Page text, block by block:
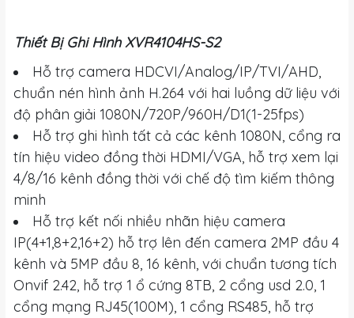
Thiết Bị Ghi Hình XVR4104HS-S2
Hỗ trợ camera HDCVI/Analog/IP/TVI/AHD,
chuẩn nén hình ảnh H.264 với hai luồng dữ liệu với
độ phân giải 1080N/720P/960H/D1(1-25fps)
Hỗ trợ ghi hình tất cả các kênh 1080N, cổng ra
tín hiệu video đồng thời HDMI/VGA, hỗ trợ xem lại
4/8/16 kênh đồng thời với chế độ tìm kiếm thông
minh
Hỗ trợ kết nối nhiều nhãn hiệu camera
IP(4+1,8+2,16+2) hỗ trợ lên đến camera 2MP đầu 4
kênh và 5MP đầu 8, 16 kênh, với chuẩn tương tích
Onvif 2.42, hỗ trợ 1 ổ cứng 8TB, 2 cổng usd 2.0, 1
cổng mạng RJ45(100M), 1 cổng RS485, hỗ trợ